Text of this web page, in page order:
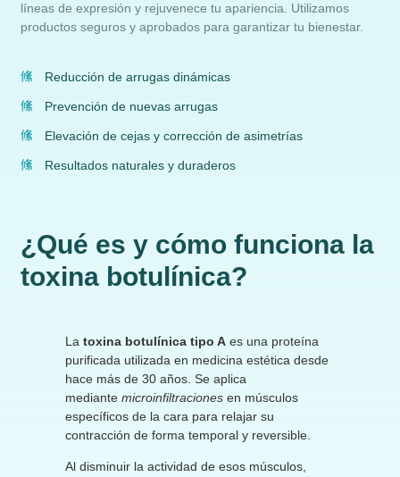
líneas de expresión y rejuvenece tu apariencia. Utilizamos
productos seguros y aprobados para garantizar tu bienestar.
Reducción de arrugas dinámicas
Prevención de nuevas arrugas
Elevación de cejas y corrección de asimetrías
Resultados naturales y duraderos
¿Qué es y cómo funciona la
toxina botulínica?
La toxina botulínica tipo Aes una proteína
purificada utilizada en medicina estética desde
hace más de 30 años. Se aplica
mediante microinfiltracionesen músculos
específicos de la cara para relajar su
contracción de forma temporal y reversible.
Al disminuir la actividad de esos músculos,